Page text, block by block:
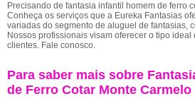
Precisando de fantasia infantil homem de ferro
Conheça os serviços que a Eureka Fantasias
variadas do segmento de aluguel de fantasias,
Nossos profissionais visam oferecer o tipo
clientes. Fale conosco.
Para saber mais sobre
de Ferro Cotar Monte Carmelo